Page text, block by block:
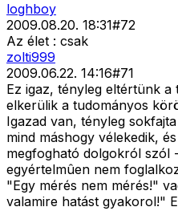
loghboy
2009.08.20. 18:31#72
Az élet : csak
zolti999
2009.06.22. 14:16#71
Ez igaz, tényleg eltértünk
elkerülik a tudományos
Igazad van, tényleg
mind máshogy vélekedik,
megfogható dolgokról szól
egyértelmûen nem
"Egy mérés nem mérés!"
valamire hatást gyakorol!"